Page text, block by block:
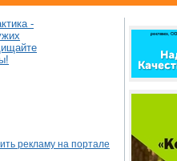
-
рекламу на портале